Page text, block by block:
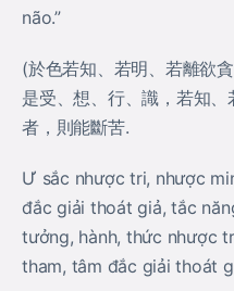
não.”
(於色若知、若明、若離欲
是受、想、行、識，若知
者，則能斷苦.
Ư sắc nhược tri, nhược
đắc giải thoát giả, tắc
tưởng, hành, thức nhược
tham, tâm đắc giải thoát